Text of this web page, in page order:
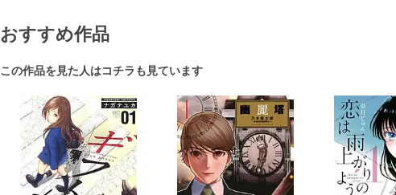
おすすめ作品
この作品を見た人はコチラも見ています